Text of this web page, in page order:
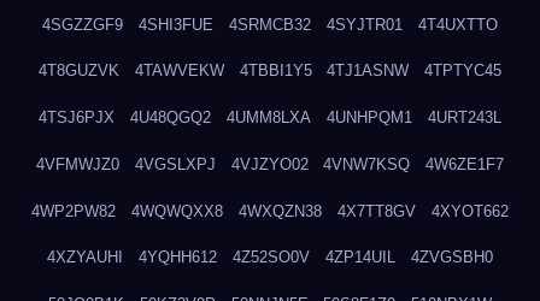
4SGZZGF9 4SHI3FUE 4SRMCB32 4SYJTR01 4T4UXTTO
4T8GUZVK 4TAWVEKW 4TBBI1Y5 4TJ1ASNW 4TPTYC45
4TSJ6PJX 4U48QGQ2 4UMM8LXA 4UNHPQM1 4URT243L
4VFMWJZ0 4VGSLXPJ 4VJZYO02 4VNW7KSQ 4W6ZE1F7
4WP2PW82 4WQWQXX8 4WXQZN38 4X7TT8GV 4XYOT662
4XZYAUHI 4YQHH612 4Z52SO0V 4ZP14UIL 4ZVGSBH0